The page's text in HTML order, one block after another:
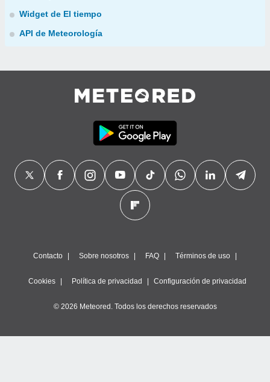
Widget de El tiempo
API de Meteorología
Contacto Sobre nosotros FAQ Términos de uso
Cookies Política de privacidad Configuración de privacidad
© 2026 Meteored. Todos los derechos reservados